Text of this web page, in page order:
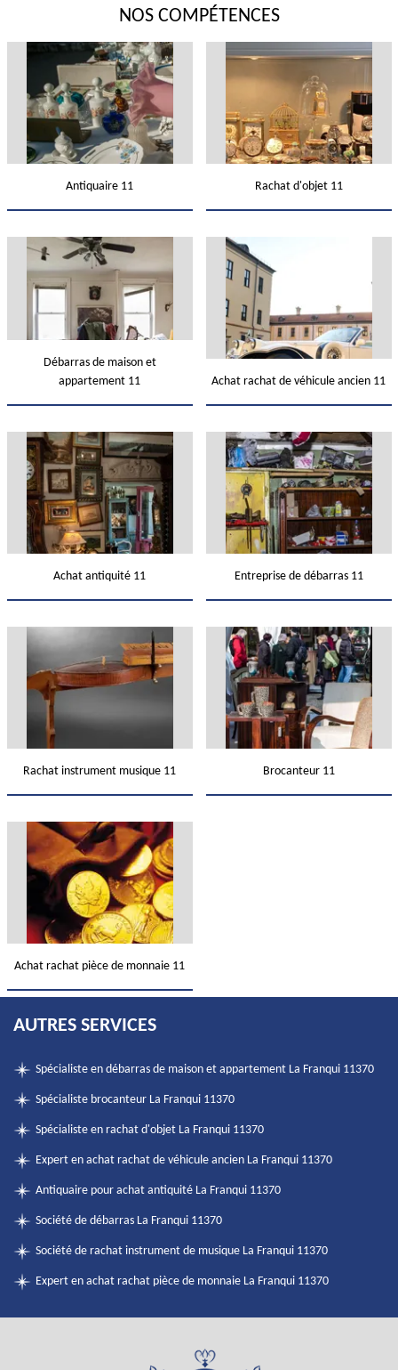
NOS COMPÉTENCES
Antiquaire 11 Rachat d'objet 11
Débarras de maison et
appartement 11
Achat rachat de véhicule ancien 11
Achat antiquité 11 Entreprise de débarras 11
Rachat instrument musique 11 Brocanteur 11
Achat rachat pièce de monnaie 11
AUTRES SERVICES
Spécialiste en débarras de maison et appartement La Franqui 11370
Spécialiste brocanteur La Franqui 11370
Spécialiste en rachat d'objet La Franqui 11370
Expert en achat rachat de véhicule ancien La Franqui 11370
Antiquaire pour achat antiquité La Franqui 11370
Société de débarras La Franqui 11370
Société de rachat instrument de musique La Franqui 11370
Expert en achat rachat pièce de monnaie La Franqui 11370